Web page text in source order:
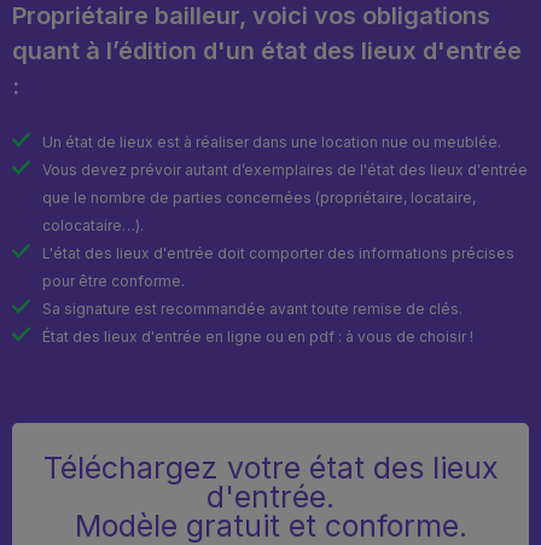
Propriétaire bailleur, voici vos obligations
quant à l’édition d'un état des lieux d'entrée
:
Un état de lieux est à réaliser dans une location nue ou meublée.
Vous devez prévoir autant d’exemplaires de l'état des lieux d'entrée
que le nombre de parties concernées (propriétaire, locataire,
colocataire…).
L'état des lieux d'entrée doit comporter des informations précises
pour être conforme.
Sa signature est recommandée avant toute remise de clés.
État des lieux d'entrée en ligne ou en pdf : à vous de choisir !
Téléchargez votre état des lieux
d'entrée.
Modèle gratuit et conforme.